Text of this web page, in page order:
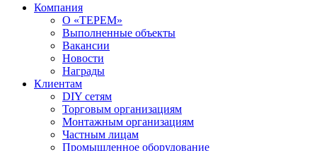
Компания
О «ТЕРЕМ»
Выполненные объекты
Вакансии
Новости
Награды
Клиентам
DIY сетям
Торговым организациям
Монтажным организациям
Частным лицам
Промышленное оборудование